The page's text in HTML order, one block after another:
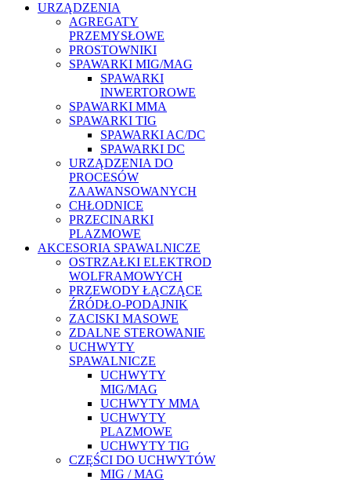
URZĄDZENIA
AGREGATY
PRZEMYSŁOWE
PROSTOWNIKI
SPAWARKI MIG/MAG
SPAWARKI
INWERTOROWE
SPAWARKI MMA
SPAWARKI TIG
SPAWARKI AC/DC
SPAWARKI DC
URZĄDZENIA DO
PROCESÓW
ZAAWANSOWANYCH
CHŁODNICE
PRZECINARKI
PLAZMOWE
AKCESORIA SPAWALNICZE
OSTRZAŁKI ELEKTROD
WOLFRAMOWYCH
PRZEWODY ŁĄCZĄCE
ŹRÓDŁO-PODAJNIK
ZACISKI MASOWE
ZDALNE STEROWANIE
UCHWYTY
SPAWALNICZE
UCHWYTY
MIG/MAG
UCHWYTY MMA
UCHWYTY
PLAZMOWE
UCHWYTY TIG
CZĘŚCI DO UCHWYTÓW
MIG / MAG